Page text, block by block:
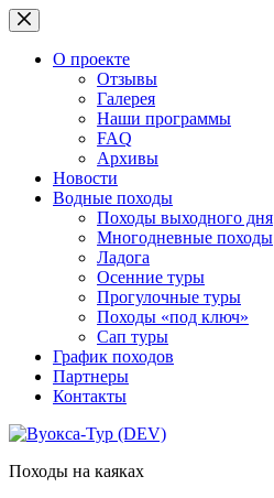
Перейти
к
сути
О проекте
Отзывы
Галерея
Наши программы
FAQ
Архивы
Новости
Водные походы
Походы выходного дня
Многодневные походы
Ладога
Осенние туры
Прогулочные туры
Походы «под ключ»
Сап туры
График походов
Партнеры
Контакты
Походы на каяках